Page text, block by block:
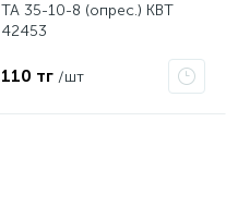
ТА 35-10-8 (опрес.) КВТ
42453
110 тг /шт